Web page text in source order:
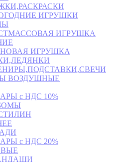
ИГРУШКИ
ИГРУШКА
ИГРУШКА
ВОЗДУШНЫЕ
с НДС 10%
с НДС 20%